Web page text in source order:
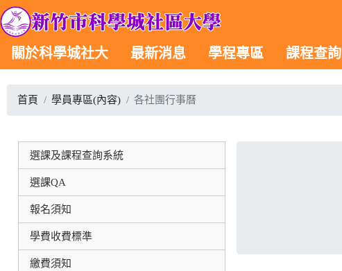
關於科學城社大 最新消息 學程專區 課程查詢
首頁 學員專區(內容) 各社團行事曆
選課及課程查詢系統
選課QA
報名須知
學費收費標準
繳費須知